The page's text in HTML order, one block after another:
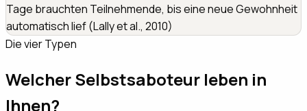
Tage brauchten Teilnehmende, bis eine neue Gewohnheit
automatisch lief (Lally et al., 2010)
Die vier Typen
Welcher Selbstsaboteur leben in
Ihnen?